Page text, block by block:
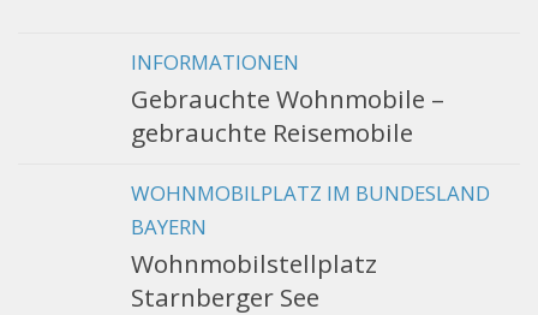
INFORMATIONEN
Gebrauchte Wohnmobile –
gebrauchte Reisemobile
WOHNMOBILPLATZ IM BUNDESLAND
BAYERN
Wohnmobilstellplatz
Starnberger See